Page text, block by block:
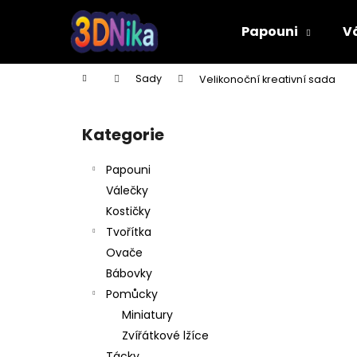
Papouni
Domů Sady Velikonoční kreativní sada
Přeskočit
kategorie
Kategorie
Papouni
Válečky
Kostičky
Tvořítka
Ovače
Bábovky
Pomůcky
Miniatury
Zvířátkové lžíce
í
Zpět
do
Zpět
do
PÍŠŤALKA